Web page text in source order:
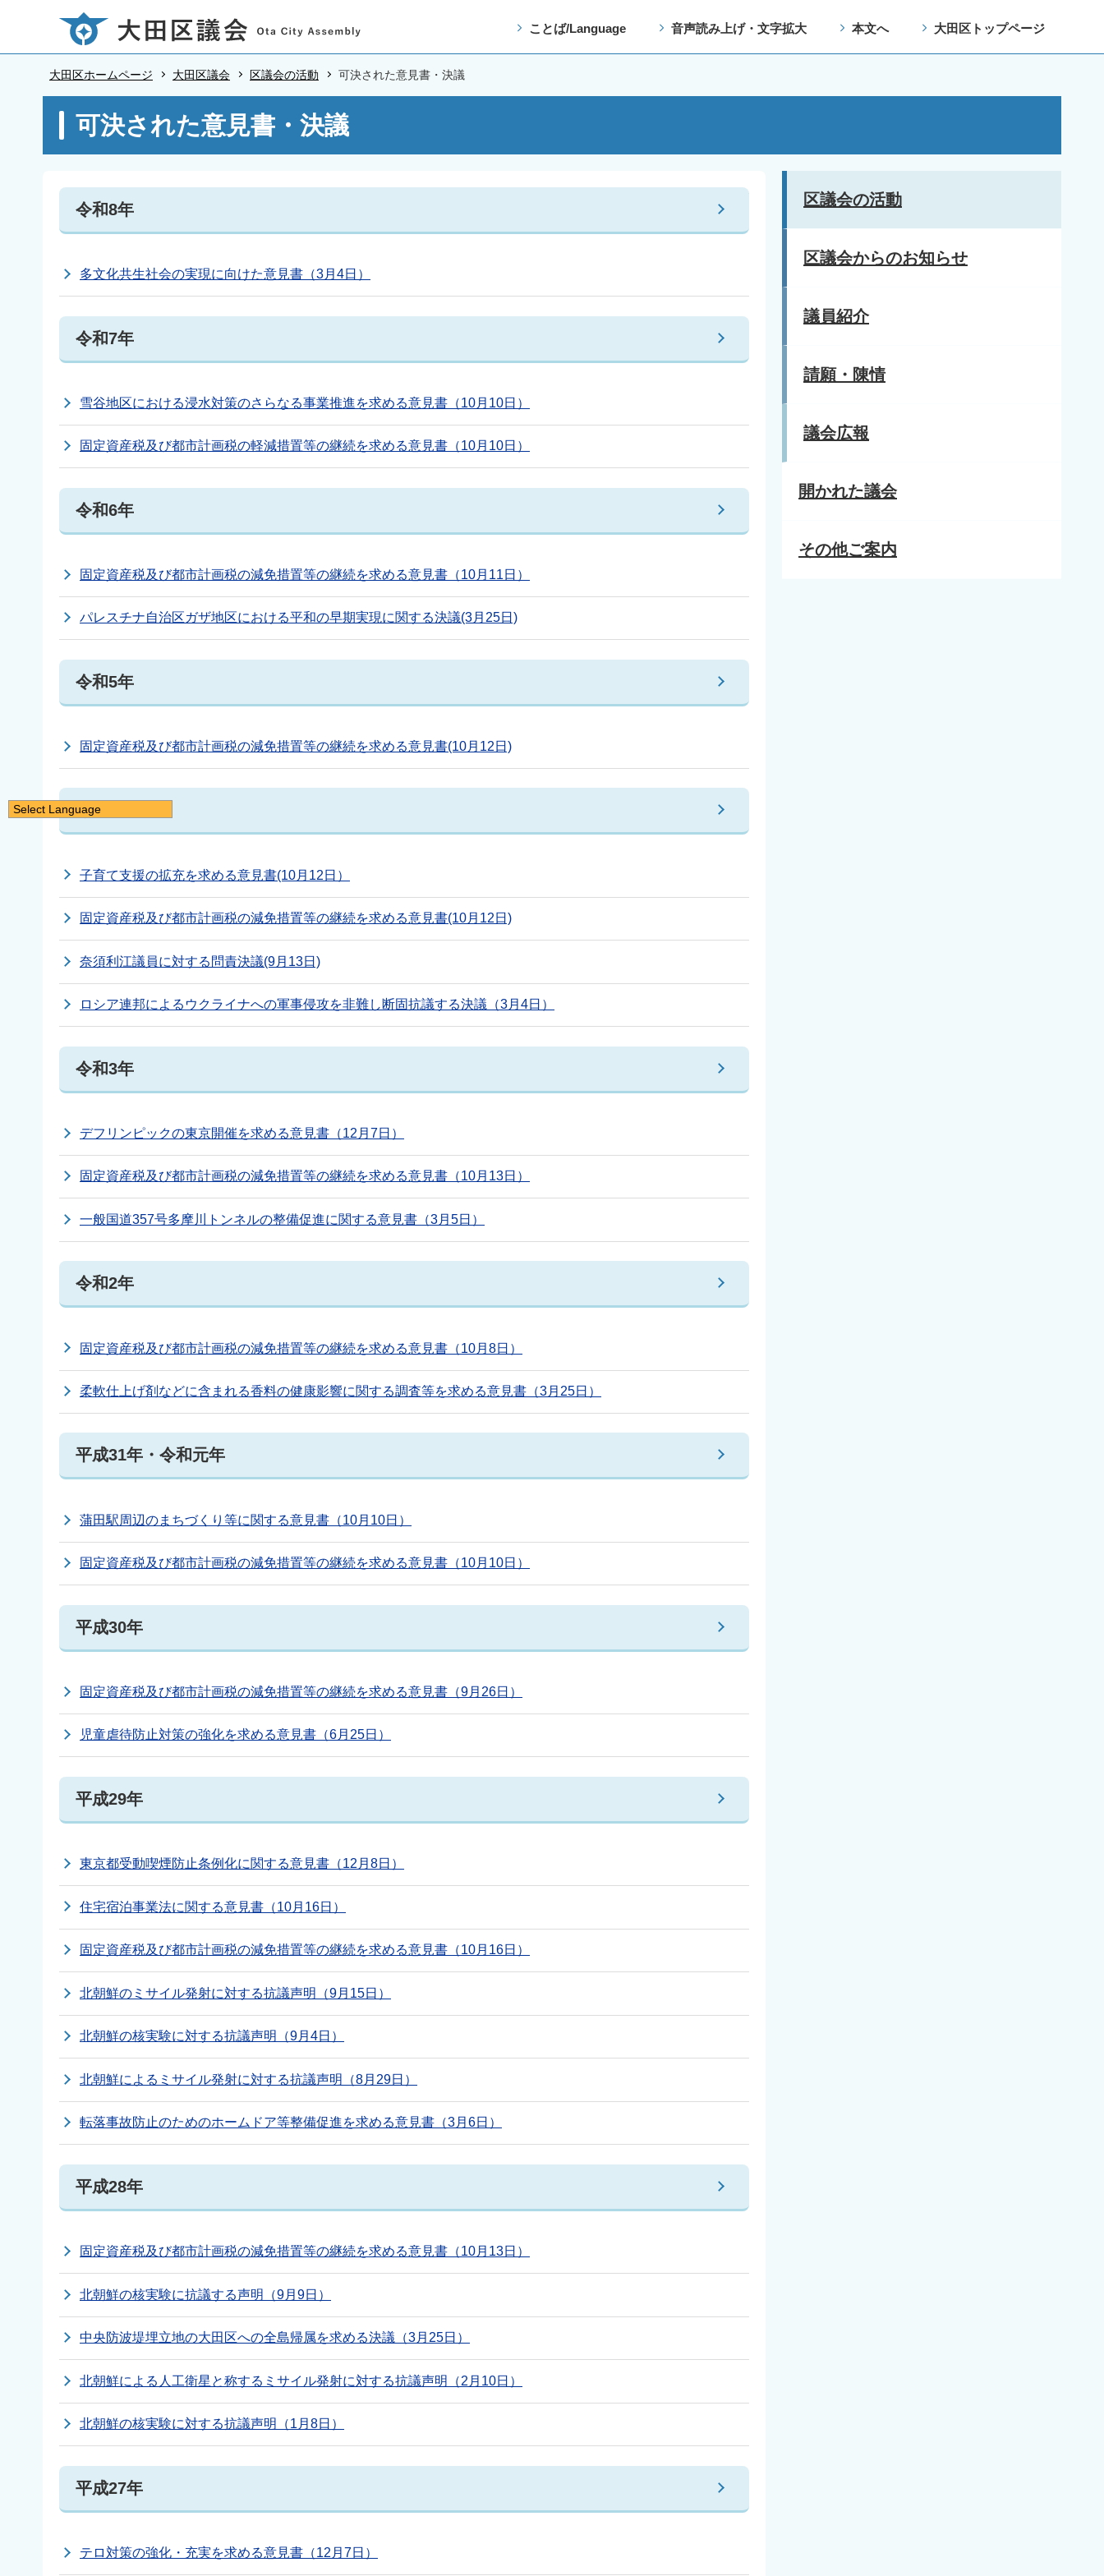
ペ
ことば/Language 音声読み上げ・文字拡大 本文へ 大田区トップページ
大田区ホームページ 大田区議会 区議会の活動 可決された意見書・決議
こ
可決された意見書・決議
令和8年
多文化共生社会の実現に向けた意見書（3月4日）
令和7年
雪谷地区における浸水対策のさらなる事業推進を求める意見書（10月10日）
固定資産税及び都市計画税の軽減措置等の継続を求める意見書（10月10日）
令和6年
固定資産税及び都市計画税の減免措置等の継続を求める意見書（10月11日）
パレスチナ自治区ガザ地区における平和の早期実現に関する決議(3月25日)
令和5年
固定資産税及び都市計画税の減免措置等の継続を求める意見書(10月12日)
令和4年
子育て支援の拡充を求める意見書(10月12日）
固定資産税及び都市計画税の減免措置等の継続を求める意見書(10月12日)
奈須利江議員に対する問責決議(9月13日)
ロシア連邦によるウクライナへの軍事侵攻を非難し断固抗議する決議（3月4日）
令和3年
デフリンピックの東京開催を求める意見書（12月7日）
固定資産税及び都市計画税の減免措置等の継続を求める意見書（10月13日）
一般国道357号多摩川トンネルの整備促進に関する意見書（3月5日）
令和2年
固定資産税及び都市計画税の減免措置等の継続を求める意見書（10月8日）
柔軟仕上げ剤などに含まれる香料の健康影響に関する調査等を求める意見書（3月25日）
平成31年・令和元年
蒲田駅周辺のまちづくり等に関する意見書（10月10日）
固定資産税及び都市計画税の減免措置等の継続を求める意見書（10月10日）
平成30年
固定資産税及び都市計画税の減免措置等の継続を求める意見書（9月26日）
児童虐待防止対策の強化を求める意見書（6月25日）
平成29年
東京都受動喫煙防止条例化に関する意見書（12月8日）
住宅宿泊事業法に関する意見書（10月16日）
固定資産税及び都市計画税の減免措置等の継続を求める意見書（10月16日）
北朝鮮のミサイル発射に対する抗議声明（9月15日）
北朝鮮の核実験に対する抗議声明（9月4日）
北朝鮮によるミサイル発射に対する抗議声明（8月29日）
転落事故防止のためのホームドア等整備促進を求める意見書（3月6日）
平成28年
固定資産税及び都市計画税の減免措置等の継続を求める意見書（10月13日）
北朝鮮の核実験に抗議する声明（9月9日）
中央防波堤埋立地の大田区への全島帰属を求める決議（3月25日）
北朝鮮による人工衛星と称するミサイル発射に対する抗議声明（2月10日）
北朝鮮の核実験に対する抗議声明（1月8日）
平成27年
テロ対策の強化・充実を求める意見書（12月7日）
区議会の活動
区議会からのお知らせ
議員紹介
請願・陳情
議会広報
開かれた議会
その他ご案内
Select Language
简体中文